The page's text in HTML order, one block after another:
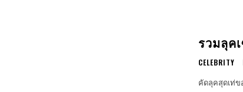
รวมลุคเ
CELEBRITY
คัดลุคสุดเท่ข